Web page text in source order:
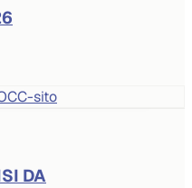
DA